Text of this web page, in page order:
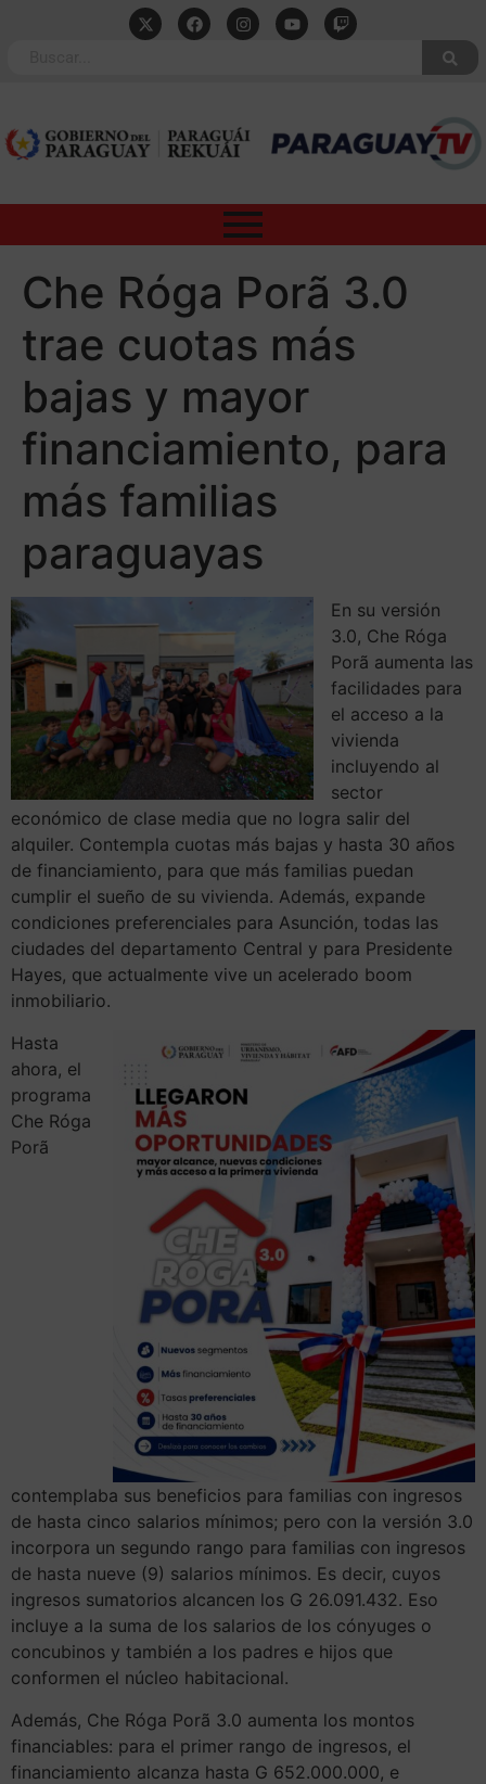
Che Róga Porã 3.0
trae cuotas más
bajas y mayor
financiamiento, para
más familias
paraguayas
En su versión
3.0, Che Róga
Porã aumenta las
facilidades para
el acceso a la
vivienda
incluyendo al
sector
económico de clase media que no logra salir del
alquiler. Contempla cuotas más bajas y hasta 30 años
de financiamiento, para que más familias puedan
cumplir el sueño de su vivienda. Además, expande
condiciones preferenciales para Asunción, todas las
ciudades del departamento Central y para Presidente
Hayes, que actualmente vive un acelerado boom
inmobiliario.
Hasta
ahora, el
programa
Che Róga
Porã
contemplaba sus beneficios para familias con ingresos
de hasta cinco salarios mínimos; pero con la versión 3.0
incorpora un segundo rango para familias con ingresos
de hasta nueve (9) salarios mínimos. Es decir, cuyos
ingresos sumatorios alcancen los G 26.091.432. Eso
incluye a la suma de los salarios de los cónyuges o
concubinos y también a los padres e hijos que
conformen el núcleo habitacional.
Además, Che Róga Porã 3.0 aumenta los montos
financiables: para el primer rango de ingresos, el
financiamiento alcanza hasta G 652.000.000, e